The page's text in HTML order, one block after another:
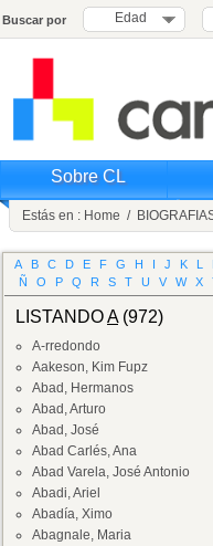
Buscar por Edad
Sobre CL
Estás en : Home /
A B C D E F G H I J K L
Ñ
O P Q R S T U V W X
LISTANDOA(972)
A-rredondo
Aakeson, Kim Fupz
Abad, Hermanos
Abad, Arturo
Abad, José
Abad Carlés, Ana
Abad Varela, José Antonio
Abadi, Ariel
Abadía, Ximo
Abagnale, Maria